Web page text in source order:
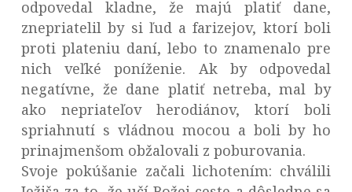
odpovedal kladne, že majú platiť dane,
znepriatelil by si ľud a farizejov, ktorí boli
proti plateniu daní, lebo to znamenalo pre
nich veľké poníženie. Ak by odpovedal
negatívne, že dane platiť netreba, mal by
ako nepriateľov herodiánov, ktorí boli
spriahnutí s vládnou mocou a boli by ho
prinajmenšom obžalovali z poburovania.
Svoje pokúšanie začali lichotením: chválili